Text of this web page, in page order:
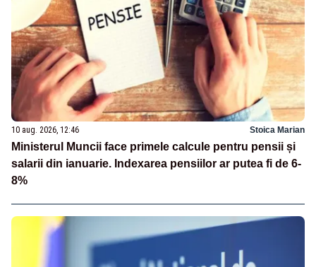
10 aug. 2026, 12:46 Stoica Marian
Ministerul Muncii face primele calcule pentru pensii și
salarii din ianuarie. Indexarea pensiilor ar putea fi de 6-
8%